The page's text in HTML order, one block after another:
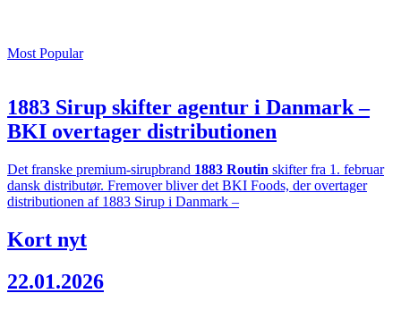
Most Popular
1883 Sirup skifter agentur i Danmark –
BKI overtager distributionen
Det franske premium-sirupbrand 1883 Routin skifter fra 1. februar
dansk distributør. Fremover bliver det BKI Foods, der overtager
distributionen af 1883 Sirup i Danmark –
Kort nyt
22.01.2026